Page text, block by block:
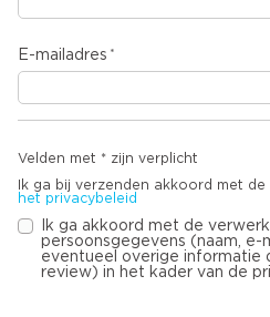
E-mailadres
Velden met * zijn verplicht
Ik ga bij verzenden akkoord met de
het privacybeleid
Ik ga akkoord met de
persoonsgegevens (naam, e-
eventueel overige informatie
review) in het kader van de